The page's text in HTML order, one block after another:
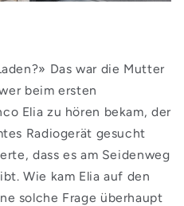
Das war die Mutter
beim ersten
Elia zu hören bekam, der
Radiogerät gesucht
dass es am Seidenweg
Wie kam Elia auf den
solche Frage überhaupt